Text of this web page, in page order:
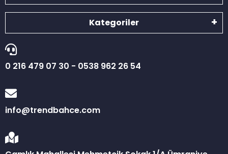
Kategoriler
0 216 479 07 30 - 0538 962 26 54
info@trendbahce.com